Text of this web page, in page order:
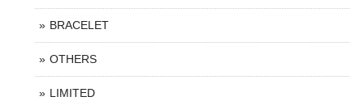
BRACELET
OTHERS
LIMITED